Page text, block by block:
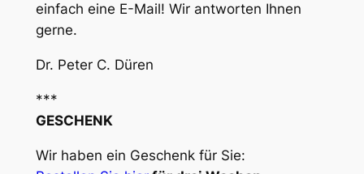
einfach eine E-Mail! Wir antworten Ihnen
gerne.
Dr. Peter C. Düren
***
GESCHENK
Wir haben ein Geschenk für Sie: